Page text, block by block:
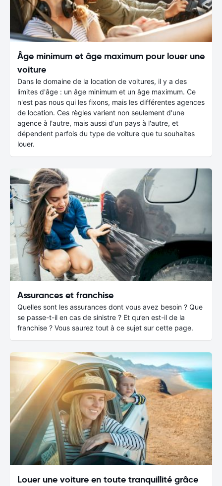
Âge minimum et âge maximum pour louer une
voiture
Dans le domaine de la location de voitures, il y a des
limites d'âge : un âge minimum et un âge maximum. Ce
n'est pas nous qui les fixons, mais les différentes agences
de location. Ces règles varient non seulement d'une
agence à l'autre, mais aussi d'un pays à l'autre, et
dépendent parfois du type de voiture que tu souhaites
louer.
Assurances et franchise
Quelles sont les assurances dont vous avez besoin ? Que
se passe-t-il en cas de sinistre ? Et qu’en est-il de la
franchise ? Vous saurez tout à ce sujet sur cette page.
Louer une voiture en toute tranquillité grâce